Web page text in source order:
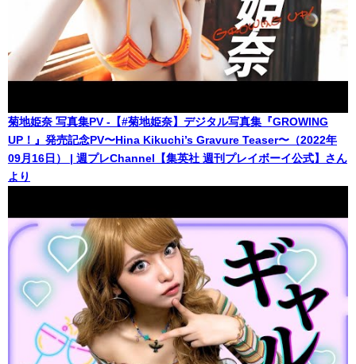
菊地姫奈 写真集PV -【#菊地姫奈】デジタル写真集『GROWING
UP！』発売記念PV〜Hina Kikuchi’s Gravure Teaser〜（2022年
09月16日） | 週プレChannel【集英社 週刊プレイボーイ公式】さん
より